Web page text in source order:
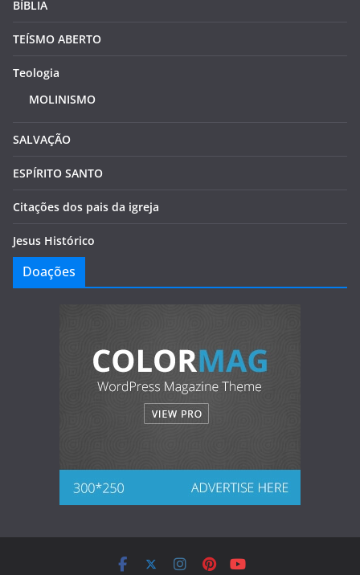
BÍBLIA
TEÍSMO ABERTO
Teologia
MOLINISMO
SALVAÇÃO
ESPÍRITO SANTO
Citações dos pais da igreja
Jesus Histórico
Doações